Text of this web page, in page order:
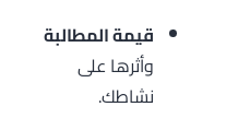
قيمة المطالبة
وأثرها على
نشاطك.